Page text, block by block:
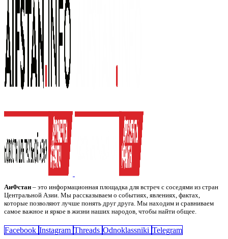
АиФстан – это информационная площадка для встреч с соседями из стран
Центральной Азии. Мы рассказываем о событиях, явлениях, фактах,
которые позволяют лучше понять друг друга. Мы находим и сравниваем
самое важное и яркое в жизни наших народов, чтобы найти общее.
Facebook Instagram Threads Odnoklassniki Telegram